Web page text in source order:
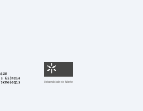
Fundação para a